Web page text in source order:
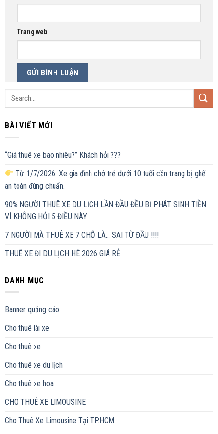
Trang web
BÀI VIẾT MỚI
“Giá thuê xe bao nhiêu?” Khách hỏi ???
Từ 1/7/2026: Xe gia đình chở trẻ dưới 10 tuổi cần trang bị ghế
an toàn đúng chuẩn.
90% NGƯỜI THUÊ XE DU LỊCH LẦN ĐẦU ĐỀU BỊ PHÁT SINH TIỀN
VÌ KHÔNG HỎI 5 ĐIỀU NÀY
7 NGƯỜI MÀ THUÊ XE 7 CHỖ LÀ… SAI TỪ ĐẦU !!!!
THUÊ XE ĐI DU LỊCH HÈ 2026 GIÁ RẺ
DANH MỤC
Banner quảng cáo
Cho thuê lái xe
Cho thuê xe
Cho thuê xe du lịch
Cho thuê xe hoa
CHO THUÊ XE LIMOUSINE
Cho Thuê Xe Limousine Tại TP.HCM